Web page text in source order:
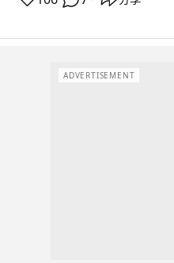
ADVERTISEMENT